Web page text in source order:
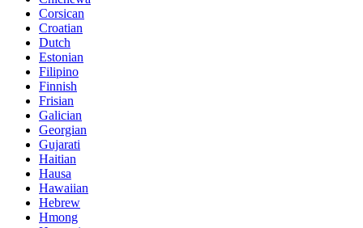
Corsican
Croatian
Dutch
Estonian
Filipino
Finnish
Frisian
Galician
Georgian
Gujarati
Haitian
Hausa
Hawaiian
Hebrew
Hmong